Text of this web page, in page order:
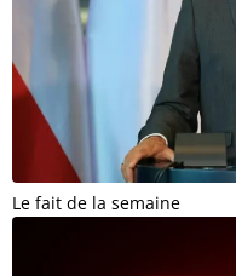
Le fait de la semaine